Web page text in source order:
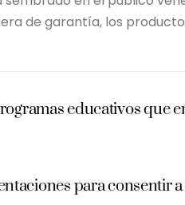
de garantía, los
educativos que
para consentir